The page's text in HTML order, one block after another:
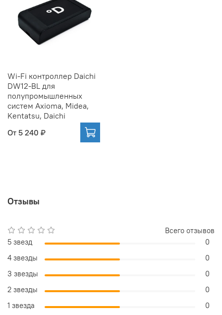
Wi-Fi контроллер Daichi
DW12-BL для
полупромышленных
систем Axioma, Midea,
Kentatsu, Daichi
От 5 240 ₽
Отзывы
Всего отзывов
5 звезд
0
4 звезды
0
3 звезды
0
2 звезды
0
1 звезда
0